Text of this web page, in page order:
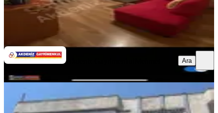
Akdeniz Gayrimenkul Mehmet Kızmaz
Ara
Şakirpaşa Caddesi Üzerinde Xx Large
Masrafsız 3+1 Daire